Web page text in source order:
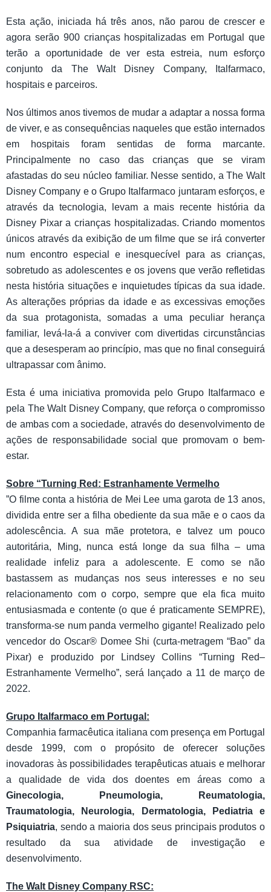
Esta ação, iniciada há três anos, não parou de crescer e
agora serão 900 crianças hospitalizadas em Portugal que
terão a oportunidade de ver esta estreia, num esforço
conjunto da The Walt Disney Company, Italfarmaco,
hospitais e parceiros.
Nos últimos anos tivemos de mudar a adaptar a nossa forma
de viver, e as consequências naqueles que estão internados
em hospitais foram sentidas de forma marcante.
Principalmente no caso das crianças que se viram
afastadas do seu núcleo familiar. Nesse sentido, a The Walt
Disney Company e o Grupo Italfarmaco juntaram esforços, e
através da tecnologia, levam a mais recente história da
Disney Pixar a crianças hospitalizadas. Criando momentos
únicos através da exibição de um filme que se irá converter
num encontro especial e inesquecível para as crianças,
sobretudo as adolescentes e os jovens que verão refletidas
nesta história situações e inquietudes típicas da sua idade.
As alterações próprias da idade e as excessivas emoções
da sua protagonista, somadas a uma peculiar herança
familiar, levá-la-á a conviver com divertidas circunstâncias
que a desesperam ao princípio, mas que no final conseguirá
ultrapassar com ânimo.
Esta é uma iniciativa promovida pelo Grupo Italfarmaco e
pela The Walt Disney Company, que reforça o compromisso
de ambas com a sociedade, através do desenvolvimento de
ações de responsabilidade social que promovam o bem-
estar.
Sobre “Turning Red: Estranhamente Vermelho
”O filme conta a história de Mei Lee uma garota de 13 anos,
dividida entre ser a filha obediente da sua mãe e o caos da
adolescência. A sua mãe protetora, e talvez um pouco
autoritária, Ming, nunca está longe da sua filha – uma
realidade infeliz para a adolescente. E como se não
bastassem as mudanças nos seus interesses e no seu
relacionamento com o corpo, sempre que ela fica muito
entusiasmada e contente (o que é praticamente SEMPRE),
transforma-se num panda vermelho gigante! Realizado pelo
vencedor do Oscar® Domee Shi (curta-metragem “Bao” da
Pixar) e produzido por Lindsey Collins “Turning Red–
Estranhamente Vermelho”, será lançado a 11 de março de
2022.
Grupo Italfarmaco em Portugal:
Companhia farmacêutica italiana com presença em Portugal
desde 1999, com o propósito de oferecer soluções
inovadoras às possibilidades terapêuticas atuais e melhorar
a qualidade de vida dos doentes em áreas como a
Ginecologia, Pneumologia, Reumatologia,
Traumatologia, Neurologia, Dermatologia, Pediatria e
Psiquiatria, sendo a maioria dos seus principais produtos o
resultado da sua atividade de investigação e
desenvolvimento.
The Walt Disney Company RSC: